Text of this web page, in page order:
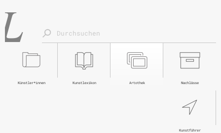
Nachlässe
Artothek
Kunstlexikon
Künstler*innen
Kunstführer